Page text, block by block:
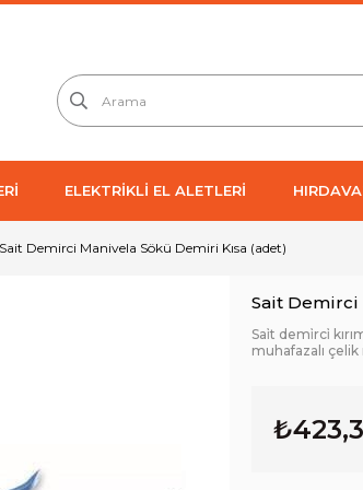
ELEKTRİKLİ EL ALETLERİ
Sait Demirci Manivela Sökü Demiri Kısa (adet)
Sait Demirci
Sai̇t demi̇rci̇
muhafazalı